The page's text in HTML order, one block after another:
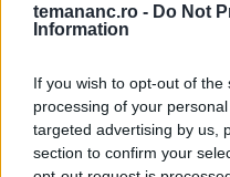
temananc.ro - Do Not
Information
If you wish to opt-out of
processing of your
targeted advertising by us,
section to confirm your
1 Pastetă de